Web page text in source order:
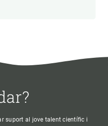
suport al jove talent científic i